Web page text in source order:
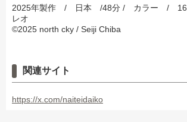
2025年製作 / 日本 /48分 / カラー /
レオ
©️2025 north cky / Seiji Chiba
関連サイト
https://x.com/naiteidaiko